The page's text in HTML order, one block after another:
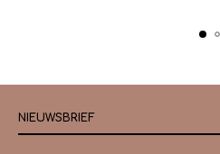
NIEUWSBRIEF